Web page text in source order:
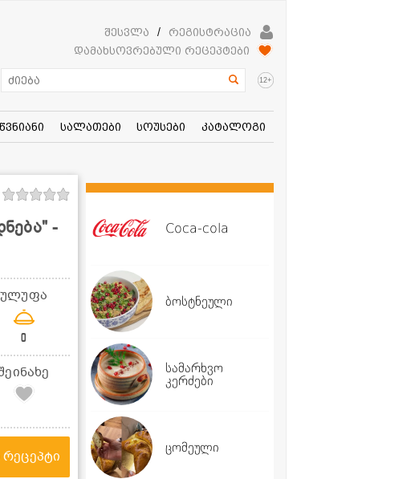
შესვლა /
რეგისტრაცია
დამახსოვრებული რეცეპტები
12+
წვნიანი სალათები სოუსები კატალოგი
-
ულუფა
0
რეცეპტი
Coca-cola
ბოსტნეული
სამარხვო
კერძები
ცომეული